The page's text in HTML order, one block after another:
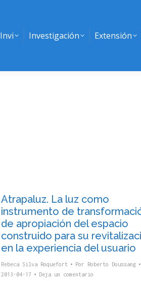
Invi Investigación Extensión
Atrapaluz. La luz como
instrumento de
de apropiación del espacio
construido para su
en la experiencia del usuario
Rebeca Silva Roquefort Por Roberto Doussang
2013-04-17
Deja un comentario